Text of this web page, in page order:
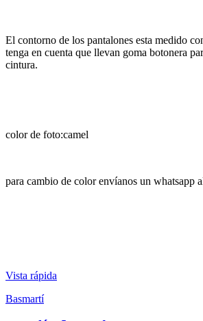
El contorno de los pantalones esta medido
tenga en cuenta que llevan goma botonera
cintura.
color de foto:camel
para cambio de color envíanos un whatsapp
Vista rápida
Basmartí